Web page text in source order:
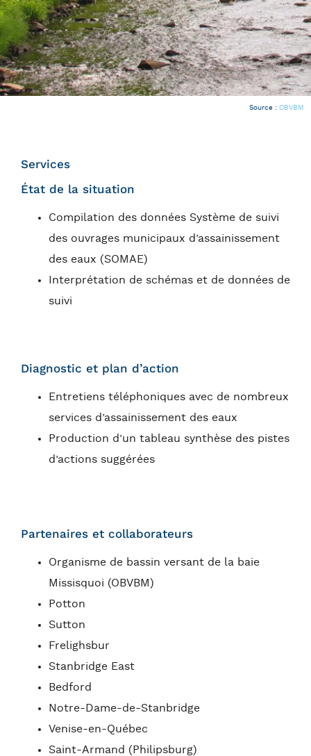
Source : OBVBM
Services
État de la situation
Compilation des données Système de suivi
des ouvrages municipaux d’assainissement
des eaux (SOMAE)
Interprétation de schémas et de données de
suivi
Diagnostic et plan d’action
Entretiens téléphoniques avec de nombreux
services d’assainissement des eaux
Production d’un tableau synthèse des pistes
d’actions suggérées
Partenaires et collaborateurs
Organisme de bassin versant de la baie
Missisquoi (OBVBM)
Potton
Sutton
Frelighsbur
Stanbridge East
Bedford
Notre-Dame-de-Stanbridge
Venise-en-Québec
Saint-Armand (Philipsburg)